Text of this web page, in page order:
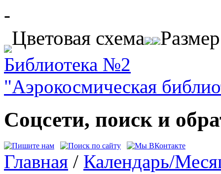
-
Цветовая схема
Библиотека №2
"Аэрокосмическая
Соцсети, поиск и
Вы здесь
Главная / Календарь/